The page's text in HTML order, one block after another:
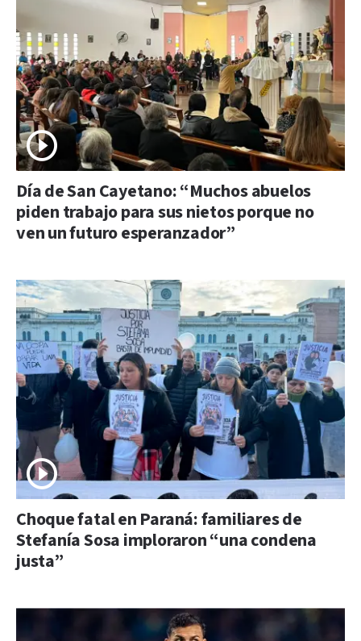
Día de San Cayetano: “Muchos abuelos
piden trabajo para sus nietos porque no
ven un futuro esperanzador”
Choque fatal en Paraná: familiares de
Stefanía Sosa imploraron “una condena
justa”